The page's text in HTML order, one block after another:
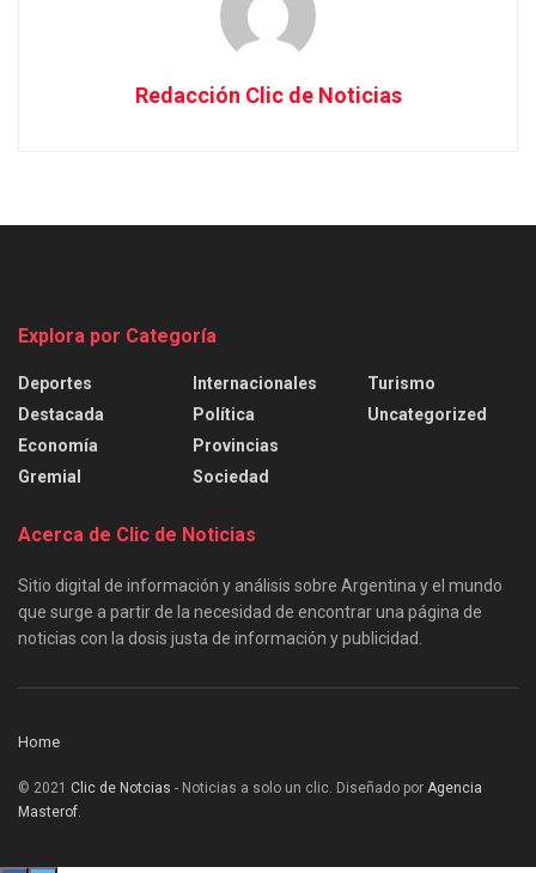
Redacción Clic de Noticias
Explora por Categoría
Deportes
Destacada
Economía
Gremial
Internacionales
Política
Provincias
Sociedad
Turismo
Uncategorized
Acerca de Clic de Noticias
Sitio digital de información y análisis sobre Argentina y el mundo
que surge a partir de la necesidad de encontrar una página de
noticias con la dosis justa de información y publicidad.
Home
© 2021 Clic de Notcias - Noticias a solo un clic. Diseñado por Agencia
Masterof.